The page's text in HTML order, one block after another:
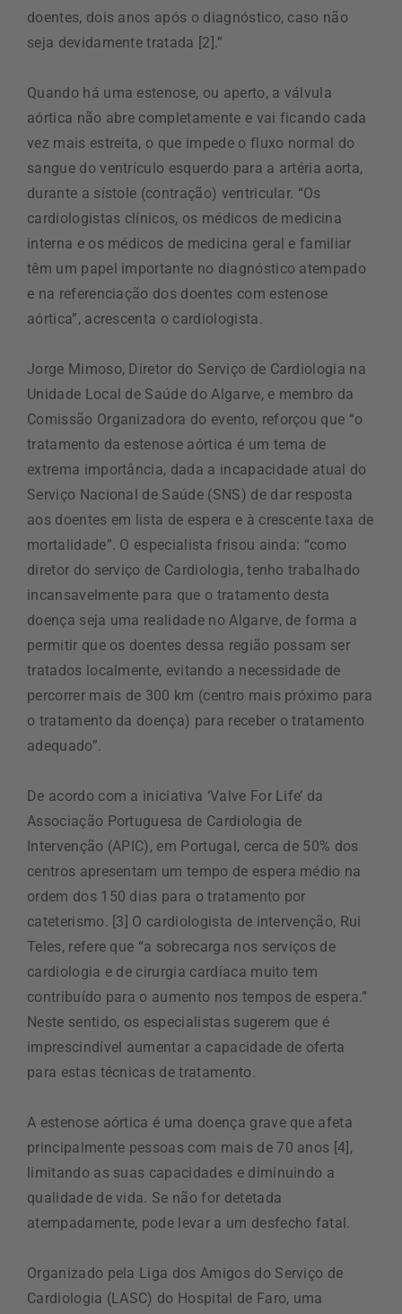
doentes, dois anos após o diagnóstico, caso não
seja devidamente tratada [2].”
Quando há uma estenose, ou aperto, a válvula
aórtica não abre completamente e vai ficando cada
vez mais estreita, o que impede o fluxo normal do
sangue do ventrículo esquerdo para a artéria aorta,
durante a sístole (contração) ventricular. “Os
cardiologistas clínicos, os médicos de medicina
interna e os médicos de medicina geral e familiar
têm um papel importante no diagnóstico atempado
e na referenciação dos doentes com estenose
aórtica”, acrescenta o cardiologista.
Jorge Mimoso, Diretor do Serviço de Cardiologia na
Unidade Local de Saúde do Algarve, e membro da
Comissão Organizadora do evento, reforçou que “o
tratamento da estenose aórtica é um tema de
extrema importância, dada a incapacidade atual do
Serviço Nacional de Saúde (SNS) de dar resposta
aos doentes em lista de espera e à crescente taxa de
mortalidade”. O especialista frisou ainda: “como
diretor do serviço de Cardiologia, tenho trabalhado
incansavelmente para que o tratamento desta
doença seja uma realidade no Algarve, de forma a
permitir que os doentes dessa região possam ser
tratados localmente, evitando a necessidade de
percorrer mais de 300 km (centro mais próximo para
o tratamento da doença) para receber o tratamento
adequado”.
De acordo com a iniciativa ‘Valve For Life’ da
Associação Portuguesa de Cardiologia de
Intervenção (APIC), em Portugal, cerca de 50% dos
centros apresentam um tempo de espera médio na
ordem dos 150 dias para o tratamento por
cateterismo. [3] O cardiologista de intervenção, Rui
Teles, refere que “a sobrecarga nos serviços de
cardiologia e de cirurgia cardíaca muito tem
contribuído para o aumento nos tempos de espera.”
Neste sentido, os especialistas sugerem que é
imprescindível aumentar a capacidade de oferta
para estas técnicas de tratamento.
A estenose aórtica é uma doença grave que afeta
principalmente pessoas com mais de 70 anos [4],
limitando as suas capacidades e diminuindo a
qualidade de vida. Se não for detetada
atempadamente, pode levar a um desfecho fatal.
Organizado pela Liga dos Amigos do Serviço de
Cardiologia (LASC) do Hospital de Faro, uma